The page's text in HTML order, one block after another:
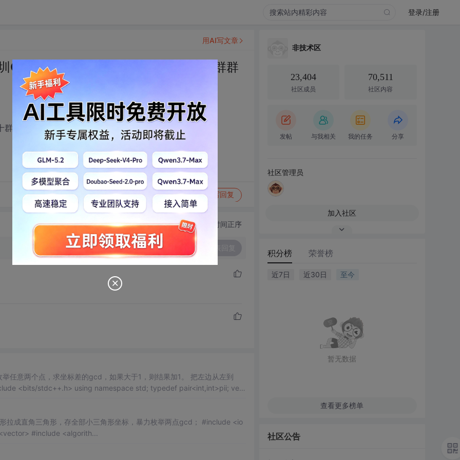
登录/注册
QQ群已经到第十群了,达1400人,第十群群
群了,达1400人,第十群群号是:17541586
转发到动态 举报 写回复
用AI写文章
切换为时间正序
#include <algorith...
非技术区
23,404
社区成员
70,511
社区内容
发帖 与我相关 我的任务 分享
社区管理员
加入社区
积分榜 荣誉榜
近7日 近30日 至今
暂无数据
查看更多榜单
社区公告